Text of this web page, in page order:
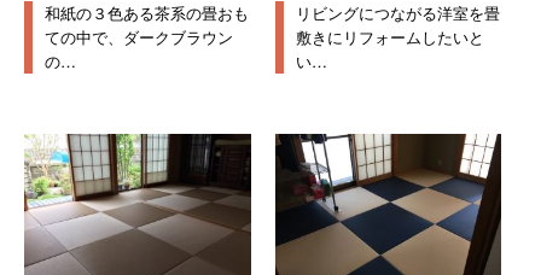
和紙の３色ある茶系の畳おも
ての中で、ダークブラウン
の…
リビングにつながる洋室を畳
敷きにリフォームしたいと
い…